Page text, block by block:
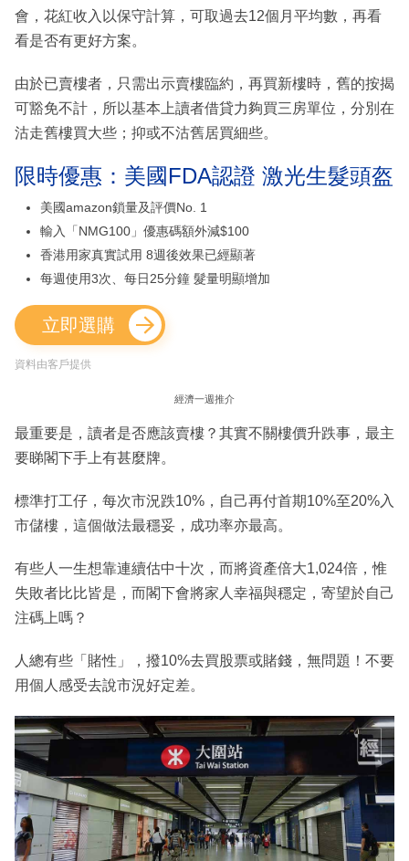
會，花紅收入以保守計算，可取過去12個月平均數，再看
看是否有更好方案。
由於已賣樓者，只需出示賣樓臨約，再買新樓時，舊的按揭
可豁免不計，所以基本上讀者借貸力夠買三房單位，分別在
沽走舊樓買大些；抑或不沽舊居買細些。
限時優惠：美國FDA認證 激光生髮頭盔
美國amazon鎖量及評價No. 1
輸入「NMG100」優惠碼額外減$100
香港用家真實試用 8週後效果已經顯著
每週使用3次、每日25分鐘 髮量明顯增加
立即選購
資料由客戶提供
經濟一週推介
最重要是，讀者是否應該賣樓？其實不關樓價升跌事，最主
要睇閣下手上有甚麼牌。
標準打工仔，每次市況跌10%，自己再付首期10%至20%入
市儲樓，這個做法最穩妥，成功率亦最高。
有些人一生想靠連續估中十次，而將資產倍大1,024倍，惟
失敗者比比皆是，而閣下會將家人幸福與穩定，寄望於自己
注碼上嗎？
人總有些「賭性」，撥10%去買股票或賭錢，無問題！不要
用個人感受去說市況好定差。